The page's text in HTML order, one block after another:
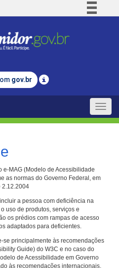
Comunica BR
Legislação
gov.br
Toggle
e-MAG (Modelo de Acessibilidade
as normas do Governo Federal, em
2.12.2004
a pessoa com deficiência na
uso de produtos, serviços e
os prédios com rampas de acesso
adaptados para deficientes.
se principalmente às recomendações
Guide) do W3C e no caso do
de Acessibilidade em Governo
às recomendações internacionais,